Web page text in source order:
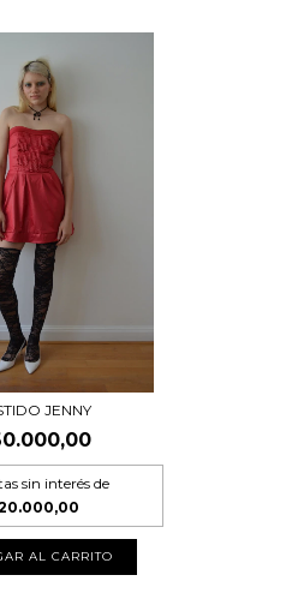
JENNY
sin interés de